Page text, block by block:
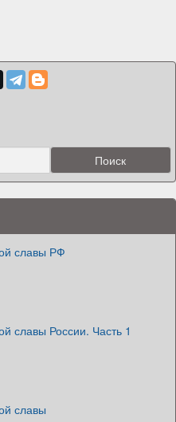
славы РФ
славы России. Часть 1
славы